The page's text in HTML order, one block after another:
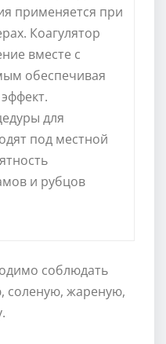
применяется при
Коагулятор
вместе с
обеспечивая
для
под местной
и рубцов
соблюдать
соленую, жареную,